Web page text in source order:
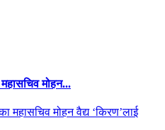
महासचिव मोहन...